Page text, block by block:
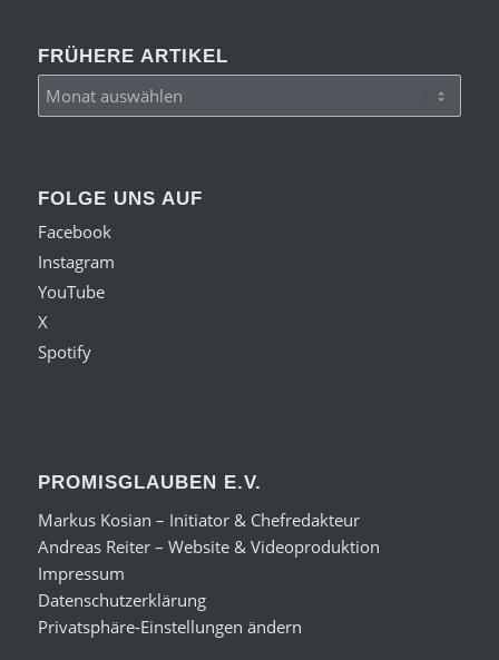
FRÜHERE ARTIKEL
FOLGE UNS AUF
Facebook
Instagram
YouTube
X
Spotify
PROMISGLAUBEN E.V.
Markus Kosian – Initiator & Chefredakteur
Andreas Reiter – Website & Videoproduktion
Impressum
Datenschutzerklärung
Privatsphäre-Einstellungen ändern